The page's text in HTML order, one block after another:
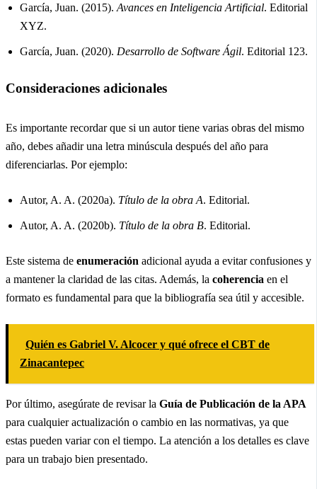
García, Juan. (2015). Avances en Inteligencia Artificial. Editorial
XYZ.
García, Juan. (2020). Desarrollo de Software Ágil. Editorial 123.
Consideraciones adicionales
Es importante recordar que si un autor tiene varias obras del mismo
año, debes añadir una letra minúscula después del año para
diferenciarlas. Por ejemplo:
Autor, A. A. (2020a). Título de la obra A. Editorial.
Autor, A. A. (2020b). Título de la obra B. Editorial.
Este sistema de enumeración adicional ayuda a evitar confusiones y
a mantener la claridad de las citas. Además, la coherencia en el
formato es fundamental para que la bibliografía sea útil y accesible.
Quién es Gabriel V. Alcocer y qué ofrece el CBT de
Zinacantepec
Por último, asegúrate de revisar la Guía de Publicación de la APA
para cualquier actualización o cambio en las normativas, ya que
estas pueden variar con el tiempo. La atención a los detalles es clave
para un trabajo bien presentado.